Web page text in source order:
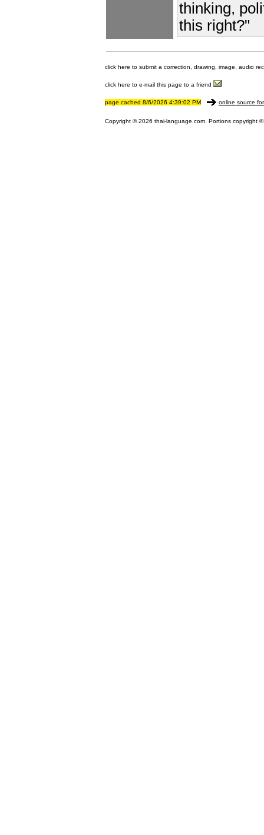
thinking,
this right?"
click here to submit a correction, drawing, image, audio
click here to e-mail this page to a friend
page cached 8/6/2026 4:39:02 PM online source
Copyright © 2026 thai-language.com. Portions copyright